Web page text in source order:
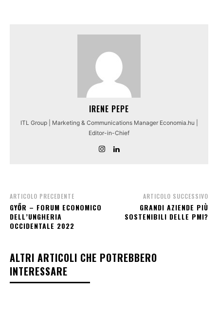
IRENE PEPE
ITL Group | Marketing & Communications Manager Economia.hu |
Editor-in-Chief
ARTICOLO PRECEDENTE
GYŐR – FORUM ECONOMICO
DELL’UNGHERIA
OCCIDENTALE 2022
ARTICOLO SUCCESSIVO
GRANDI AZIENDE PIÙ
SOSTENIBILI DELLE PMI?
ALTRI ARTICOLI CHE POTREBBERO
INTERESSARE